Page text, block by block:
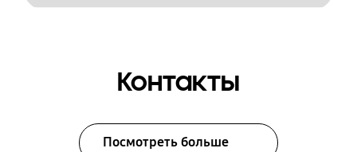
Контакты
Посмотреть больше